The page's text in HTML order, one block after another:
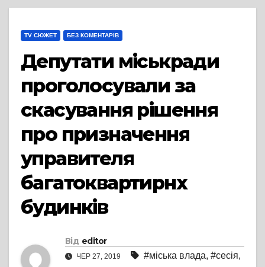
TV СЮЖЕТ БЕЗ КОМЕНТАРІВ
Депутати міськради
проголосували за
скасування рішення
про призначення
управителя
багатоквартирнх
будинків
Від editor
ЧЕР 27, 2019 #міська влада, #сесія,